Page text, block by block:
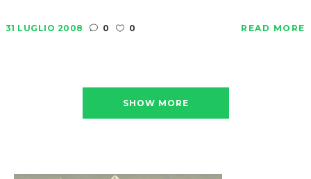
31 LUGLIO 2008 0 0 READ MORE
SHOW MORE